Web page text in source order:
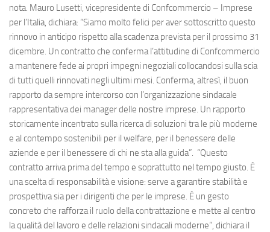
nota. Mauro Lusetti, vicepresidente di Confcommercio – Imprese
per l’Italia, dichiara: “Siamo molto felici per aver sottoscritto questo
rinnovo in anticipo rispetto alla scadenza prevista per il prossimo 31
dicembre. Un contratto che conferma l’attitudine di Confcommercio
a mantenere fede ai propri impegni negoziali collocandosi sulla scia
di tutti quelli rinnovati negli ultimi mesi. Conferma, altresì, il buon
rapporto da sempre intercorso con l’organizzazione sindacale
rappresentativa dei manager delle nostre imprese. Un rapporto
storicamente incentrato sulla ricerca di soluzioni tra le più moderne
e al contempo sostenibili per il welfare, per il benessere delle
aziende e per il benessere di chi ne sta alla guida”. “Questo
contratto arriva prima del tempo e soprattutto nel tempo giusto. È
una scelta di responsabilità e visione: serve a garantire stabilità e
prospettiva sia per i dirigenti che per le imprese. È un gesto
concreto che rafforza il ruolo della contrattazione e mette al centro
la qualità del lavoro e delle relazioni sindacali moderne”, dichiara il